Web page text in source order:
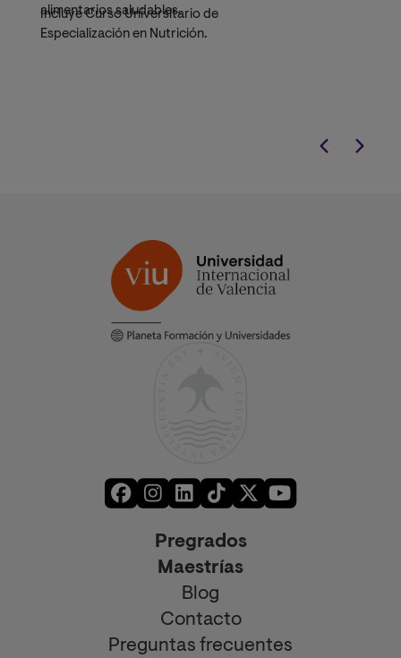
alimentarios saludables.
Incluye Curso Universitario de
Especialización en Nutrición.
Pregrados
Maestrías
Blog
Contacto
Preguntas frecuentes